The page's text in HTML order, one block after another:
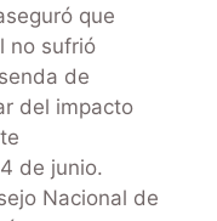
que
no sufrió
de
del impacto
de junio.
Nacional de